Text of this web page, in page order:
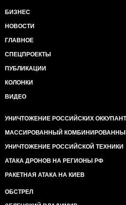
БИЗНЕС
НОВОСТИ
ГЛАВНОЕ
СПЕЦПРОЕКТЫ
ПУБЛИКАЦИИ
КОЛОНКИ
ВИДЕО
УНИЧТОЖЕНИЕ РОССИЙСКИХ
МАССИРОВАННЫЙ
УНИЧТОЖЕНИЕ РОССИЙСКОЙ ТЕХНИКИ
АТАКА ДРОНОВ НА РЕГИОНЫ РФ
РАКЕТНАЯ АТАКА НА КИЕВ
ОБСТРЕЛ